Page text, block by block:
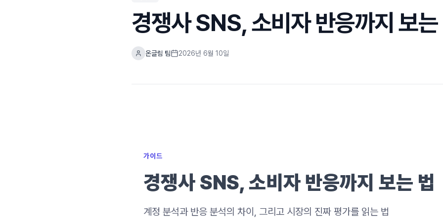
경쟁사 SNS, 소비자 반응까지 보
온글림 팀 2026년 6월 10일
가이드
경쟁사 SNS, 소비자 반응까지 보는 법
계정 분석과 반응 분석의 차이, 그리고 시장의 진짜 평가를 읽는 법